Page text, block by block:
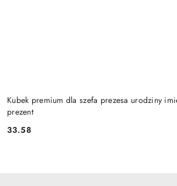
Kubek premium dla szefa prezesa urodziny
prezent
Cena:
33.58